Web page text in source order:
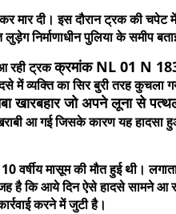
मार दी। इस दौरान ट्रक की
निर्माणाधीन पुलिया के समीप
रही ट्रकक्रमांक NL 01 N
में व्यक्ति का सिर बुरी तरह कुचला
खारबहार जो अपने लूना से
आ गई जिसके कारण यह हादसा
मासूम की मौत हुई थी।
है कि आये दिन ऐसे हादसे सामने आ
करने में जुटी है।